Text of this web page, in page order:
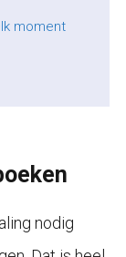
moment
nodig